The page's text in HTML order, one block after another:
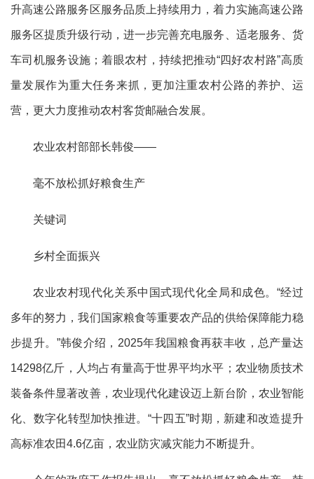
升高速公路服务区服务品质上持续用力，着力实施高速公路
服务区提质升级行动，进一步完善充电服务、适老服务、货
车司机服务设施；着眼农村，持续把推动“四好农村路”高质
量发展作为重大任务来抓，更加注重农村公路的养护、运
营，更大力度推动农村客货邮融合发展。
农业农村部部长韩俊——
毫不放松抓好粮食生产
关键词
乡村全面振兴
农业农村现代化关系中国式现代化全局和成色。“经过
多年的努力，我们国家粮食等重要农产品的供给保障能力稳
步提升。”韩俊介绍，2025年我国粮食再获丰收，总产量达
14298亿斤，人均占有量高于世界平均水平；农业物质技术
装备条件显著改善，农业现代化建设迈上新台阶，农业智能
化、数字化转型加快推进。“十四五”时期，新建和改造提升
高标准农田4.6亿亩，农业防灾减灾能力不断提升。